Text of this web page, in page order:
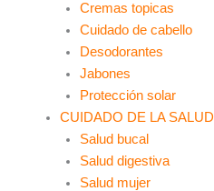
Cremas topicas
Cuidado de cabello
Desodorantes
Jabones
Protección solar
CUIDADO DE LA SALUD
Salud bucal
Salud digestiva
Salud mujer